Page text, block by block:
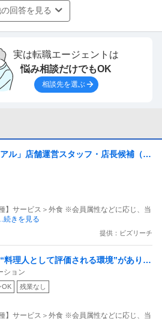
か。
など、オペレーション上のルール
インで行えるようにすれば、記録
でしょう。また、社内での不正や
務の管理を徹底するためにも、入
。
で考えるのは中々難しいと思いま
議所
ず支援拠点」
盤整備機構の経営相談窓口
consulting/index.html
回答を見る
実は転職エージェントは
悩み相談だけでもOK
相談先を選ぶ
ル」店舗運営スタッフ・店長候補（一
】サービス＞外食 ※会員属性などに応じ、当
続きを見る
提供：ビズリーチ
料理人として評価される環境”がありま
い／“稼げる料理人”へ～
ション
OK 残業なし
】サービス＞外食 ※会員属性などに応じ、当